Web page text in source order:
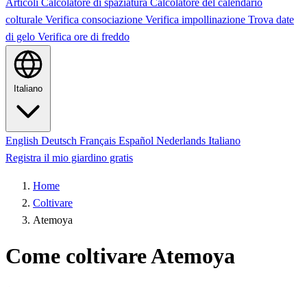
Articoli Calcolatore di spaziatura Calcolatore del calendario
colturale Verifica consociazione Verifica impollinazione Trova date
di gelo Verifica ore di freddo
Italiano
English Deutsch Français Español Nederlands Italiano
Registra il mio giardino gratis
Home
Coltivare
Atemoya
Come coltivare Atemoya